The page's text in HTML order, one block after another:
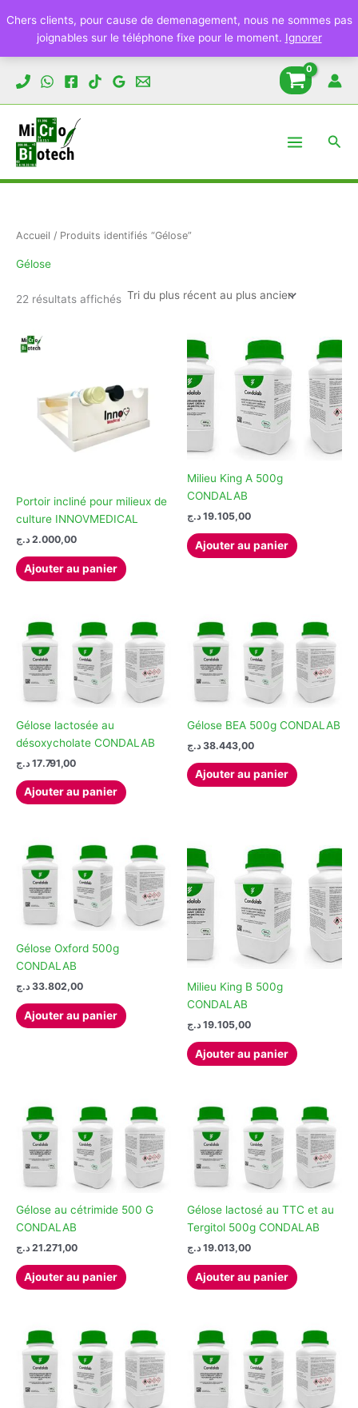
Chers clients, pour cause de demenagement, nous ne sommes pas
joignables sur le téléphone fixe pour le moment. Ignorer
Accueil / Produits identifiés “Gélose”
Gélose
22 résultats affichésTrié
Portoir incliné pour milieux de
culture INNOVMEDICAL
2.000,00 د.ج
Ajouter au panier
Milieu King A 500g
CONDALAB
19.105,00 د.ج
Ajouter au panier
Gélose lactosée au
désoxycholate CONDALAB
17.791,00 د.ج
Ajouter au panier
Gélose BEA 500g CONDALAB
38.443,00 د.ج
Ajouter au panier
Gélose Oxford 500g
CONDALAB
33.802,00 د.ج
Ajouter au panier
Milieu King B 500g
CONDALAB
19.105,00 د.ج
Ajouter au panier
Gélose au cétrimide 500 G
CONDALAB
21.271,00 د.ج
Ajouter au panier
Gélose lactosé au TTC et au
Tergitol 500g CONDALAB
19.013,00 د.ج
Ajouter au panier